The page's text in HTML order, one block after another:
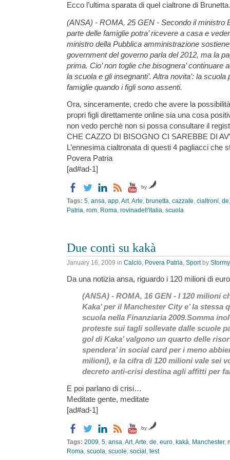
Ecco l’ultima sparata di quel cialtrone di
(ANSA) - ROMA, 25 GEN - Secondo il ministro
parte delle famiglie potra’ ricevere a casa e
ministro della Pubblica amministrazione
government del governo parla del 2012, ma la
prima. Cio’ non toglie che bisognera’ continuare
la scuola e gli insegnanti’. Altra novita’: la
famiglie quando i figli sono assenti.
Ora, sinceramente, credo che avere la
propri figli direttamente online sia una cosa
non vedo perchè non si possa consultare il
CHE CAZZO DI BISOGNO CI SAREBBE DI
L’ennesima cialtronata di questi 4 pagliacci che
Povera Patria
[ad#ad-1]
by
Tags: 5, ansa, app,Art,Arte, brunetta, cazzate, cialtroni, de
Patria, rom, Roma, rovinadell'italia, scuola
Due conti su kakà
January 16, 2009 in Calcio, Povera Patria, Sportby Stormy
Da una notizia ansa, riguardo i 120 milioni di
(ANSA) - ROMA, 16 GEN - I 120 milioni
Kaka’ per il Manchester City e’ la stessa
scuola nella Finanziaria 2009.Somma
proteste sui tagli sollevate dalle scuole
gol di Kaka’ valgono un quarto delle
spendera’ in social card per i meno
milioni), e la cifra di 120 milioni vale sei
decreto anti-crisi destina agli affitti per
E poi parlano di crisi…
Meditate gente, meditate
[ad#ad-1]
by
Tags: 2009, 5, ansa,Art,Arte, de, euro, kakà, Manchester,
Roma, scuola, scuole, social , test